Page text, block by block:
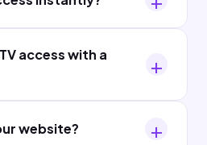
access with a
website?